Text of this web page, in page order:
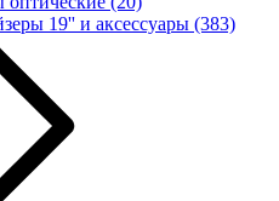
19'' и аксессуары (383)